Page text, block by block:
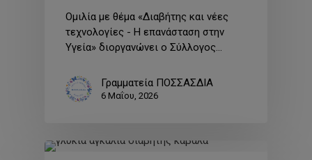
Ομιλία με θέμα «Διαβήτης και νέες
τεχνολογίες - Η επανάσταση στην
Υγεία» διοργανώνει ο Σύλλογος…
Γραμματεία ΠΟΣΣΑΣΔΙΑ
6 Μαΐου, 2026